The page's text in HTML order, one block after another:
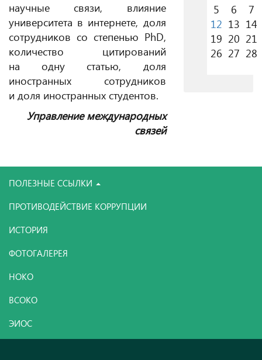
научные связи, влияние
университета в интернете, доля
сотрудников со степенью PhD,
количество цитирований
на одну статью, доля
иностранных сотрудников
и доля иностранных студентов.
Управление международных
связей
5 6
7
12 13 14
19 20 21
26 27 28
ПОЛЕЗНЫЕ ССЫЛКИ
ПРОТИВОДЕЙСТВИЕ КОРРУПЦИИ
ИСТОРИЯ
ФОТОГАЛЕРЕЯ
НОКО
ВСОКО
ЭИОС